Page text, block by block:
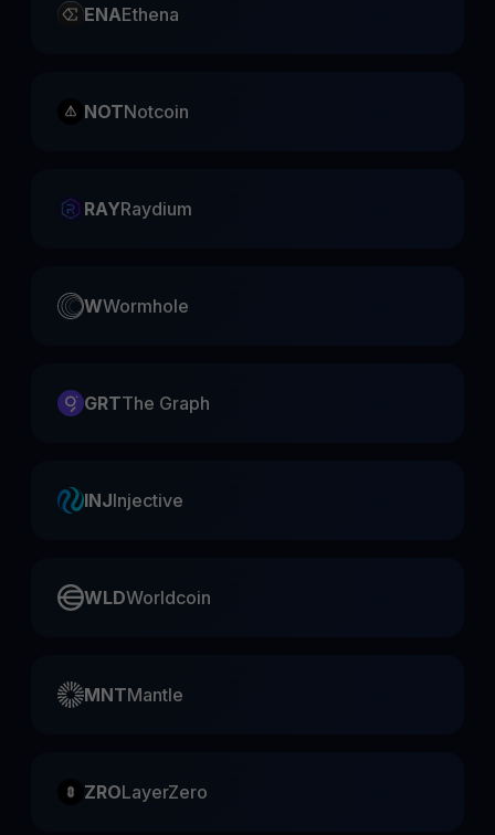
ENAEthena
NOTNotcoin
RAYRaydium
WWormhole
GRTThe Graph
INJInjective
WLDWorldcoin
MNTMantle
ZROLayerZero